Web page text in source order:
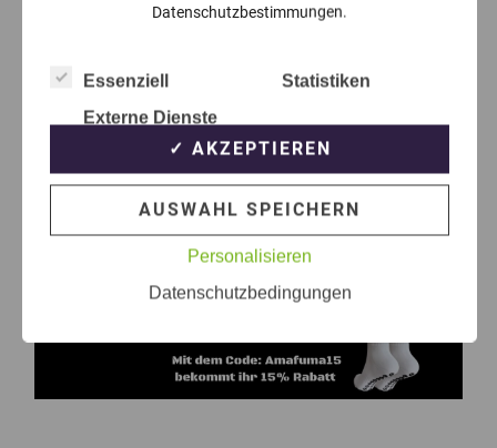
Datenschutzbestimmungen.
Essenziell
Statistiken
Externe Dienste
✓ AKZEPTIEREN
AUSWAHL SPEICHERN
Personalisieren
Datenschutzbedingungen